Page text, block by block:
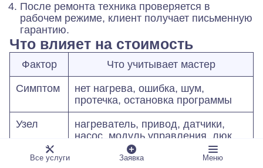
После ремонта техника проверяется в
рабочем режиме, клиент получает письменную
гарантию.
Что влияет на стоимость
Фактор Что учитывает мастер
Симптом
нет нагрева, ошибка, шум,
протечка, остановка программы
Узел
нагреватель, привод, датчики,
насос, модуль управления, люк
Запчасти
наличие подходящей детали и
Все услуги Заявка Меню